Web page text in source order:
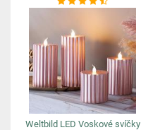
Weltbild LED Voskové svíčky